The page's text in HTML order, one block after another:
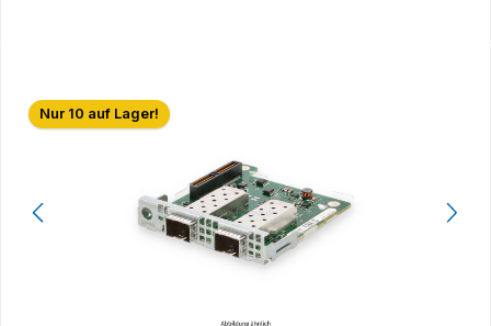
Bildergalerie überspringen
Nur 10 auf Lager!